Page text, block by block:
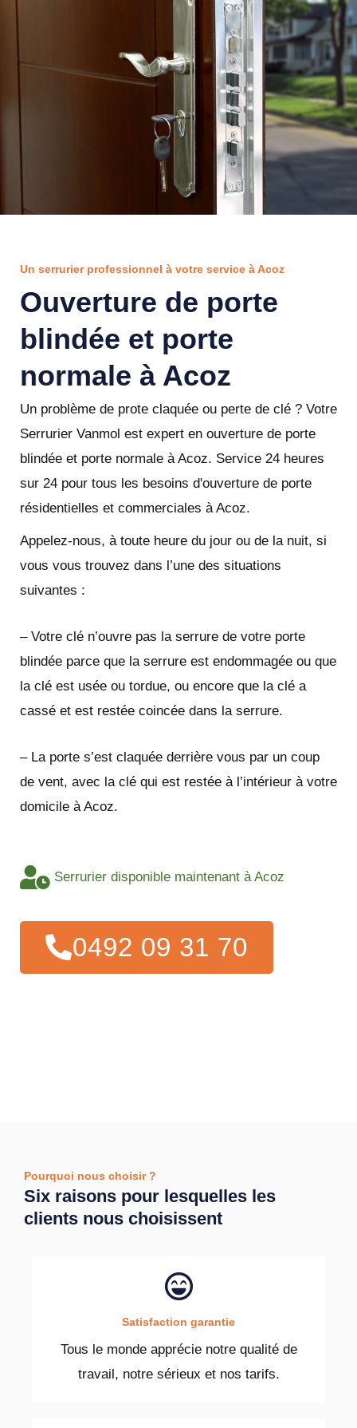
Un serrurier professionnel à votre service à Acoz
Ouverture de porte
blindée et porte
normale à Acoz
Un problème de prote claquée ou perte de clé ? Votre
Serrurier Vanmol est expert en ouverture de porte
blindée et porte normale à Acoz. Service 24 heures
sur 24 pour tous les besoins d'ouverture de porte
résidentielles et commerciales à Acoz.
Appelez-nous, à toute heure du jour ou de la nuit, si
vous vous trouvez dans l’une des situations
suivantes :
– Votre clé n’ouvre pas la serrure de votre porte
blindée parce que la serrure est endommagée ou que
la clé est usée ou tordue, ou encore que la clé a
cassé et est restée coincée dans la serrure.
– La porte s’est claquée derrière vous par un coup
de vent, avec la clé qui est restée à l’intérieur à votre
domicile à Acoz.
Serrurier disponible maintenant à Acoz
0492 09 31 70
Pourquoi nous choisir ?
Six raisons pour lesquelles les
clients nous choisissent
Satisfaction garantie
Tous le monde apprécie notre qualité de
travail, notre sérieux et nos tarifs.